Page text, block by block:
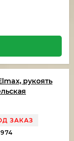
рукоять
ЗАКАЗ